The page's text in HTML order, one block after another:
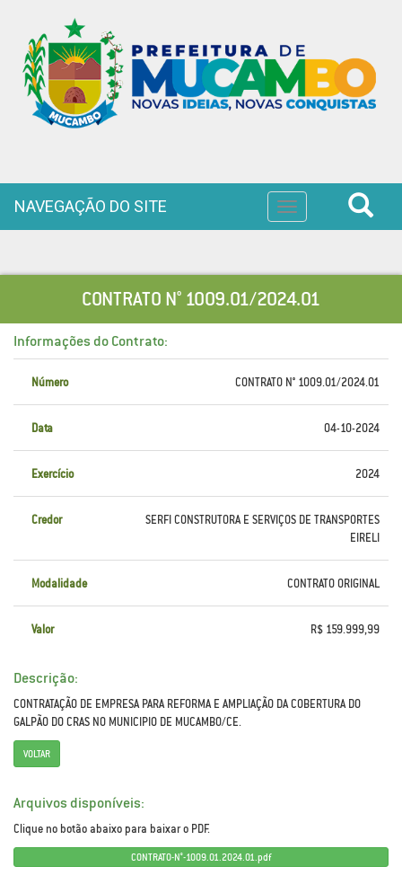
Toggle
navigation
NAVEGAÇÃO DO SITE
CONTRATO N° 1009.01/2024.01
Informações do Contrato:
Número CONTRATO N° 1009.01/2024.01
Data 04-10-2024
Exercício 2024
Credor
SERFI CONSTRUTORA E SERVIÇOS DE TRANSPORTES
EIRELI
Modalidade CONTRATO ORIGINAL
Valor R$ 159.999,99
Descrição:
CONTRATAÇÃO DE EMPRESA PARA REFORMA E AMPLIAÇÃO DA COBERTURA DO
GALPÃO DO CRAS NO MUNICIPIO DE MUCAMBO/CE.
VOLTAR
Arquivos disponíveis:
Clique no botão abaixo para baixar o PDF.
CONTRATO-N°-1009.01.2024.01.pdf